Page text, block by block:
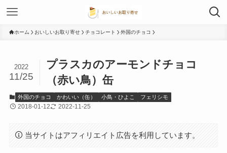
ホーム おいしいお取り寄せ チョコレート 外国のチョコ
プラスカのアーモンドチョコ
（赤い鳥）缶
2022
11/25
外国のチョコ かわいい（缶） 小鳥・ひよこ フェリシモ
2018-01-12 2022-11-25
当サイトはアフィリエイト広告を利用しています。